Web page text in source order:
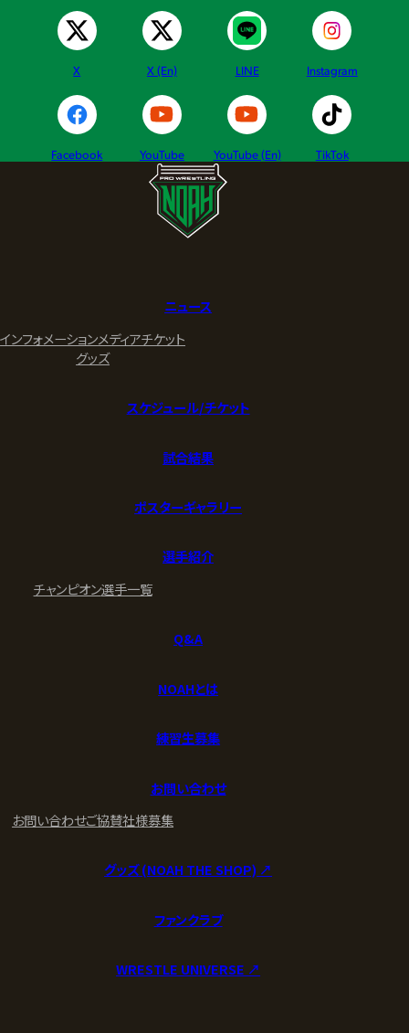
X X (En) LINE Instagram
Facebook YouTube YouTube (En) TikTok
ニュース
インフォメーションメディアチケット
グッズ
スケジュール/チケット
試合結果
ポスターギャラリー
選手紹介
チャンピオン選手一覧
Q&A
NOAHとは
練習生募集
お問い合わせ
お問い合わせご協賛社様募集
グッズ (NOAH THE SHOP) ↗︎
ファンクラブ
WRESTLE UNIVERSE ↗︎